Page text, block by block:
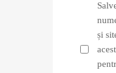
și